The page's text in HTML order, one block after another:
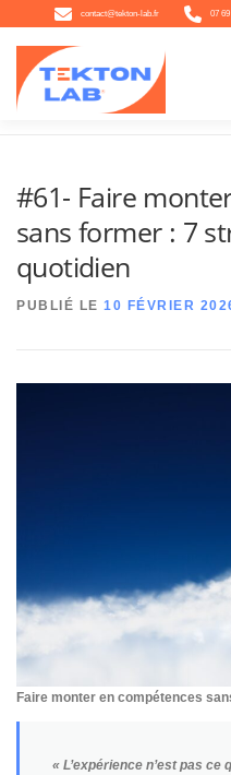
contact@tekton-lab.fr 07
au
contenu
L’ACTU CONTACT
Accueil #61- Faire monter en
#61- Faire
sans former : 7
quotidien
PUBLIÉ LE 10 FÉVRIER
Faire monter en compétences
« L’expérience n’est pas ce